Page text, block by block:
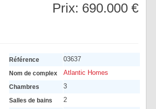
Prix: 690.000 €
Référence 03637
Nom de complex Atlantic Homes
Chambres 3
Salles de bains 2